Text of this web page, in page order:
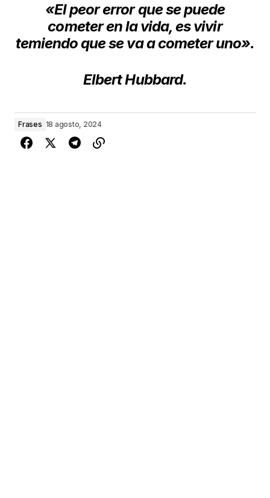
«El peor error que se puede
cometeren la vida, esvivir
temiendoque se va a cometer uno».
Elbert Hubbard.
Frases 18 agosto, 2024